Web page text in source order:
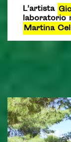
L’artista
laboratorio
Martina